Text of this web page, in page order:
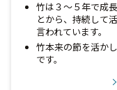
竹は３～５年で成
とから、持続して
言われています。
竹本来の節を活か
です。